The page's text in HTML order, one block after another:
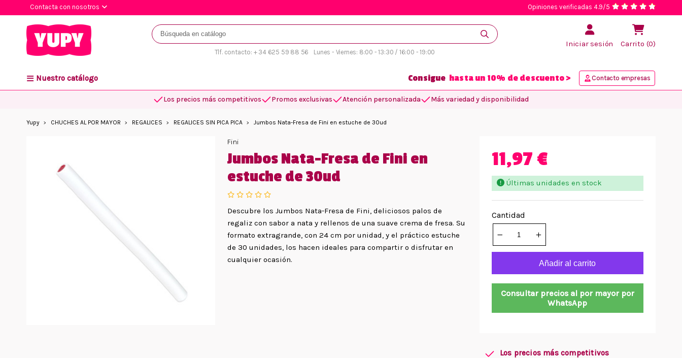
Contacta con nosotros Opiniones verificadas 4.9/5
Tlf. contacto: + 34 625 59 88 56 Lunes - Viernes: 8:00 - 13:30 / 16:00 - 19:00
Iniciar sesión Carrito (0)
Nuestro catálogo Consigue hasta un 10% de descuento > Contacto empresas
Los precios más competitivos Promos exclusivas Atención personalizada Más variedad y disponibilidad
Yupy CHUCHES AL POR MAYOR REGALICES REGALICES SIN PICA PICA Jumbos Nata-Fresa de Fini en estuche de 30ud
Fini
Jumbos Nata-Fresa de Fini en
estuche de 30ud
Descubre los Jumbos Nata-Fresa de Fini, deliciosos palos de
regaliz con sabor a nata y rellenos de una suave crema de fresa. Su
formato extragrande, con 24 cm por unidad, y el práctico estuche
de 30 unidades, los hacen ideales para compartir o disfrutar en
cualquier ocasión.
11,97 €
Últimas unidades en stock
Cantidad
Añadir al carrito
Consultar precios al por mayor por
WhatsApp
Los precios más competitivos